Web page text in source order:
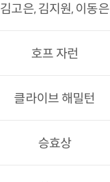
김고은, 김지원, 이동은
호프 자런
클라이브 해밀턴
승효상